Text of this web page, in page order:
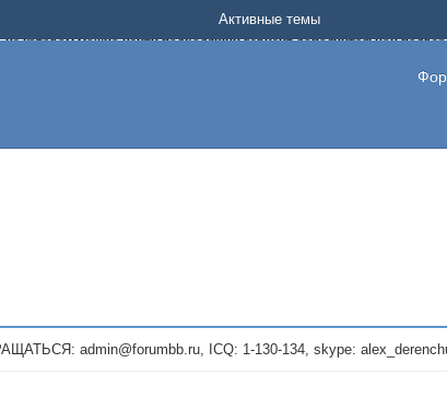
на котором можно найти подходящий вариант дополнительной
или сайт не платит, то указывайте в теме что это лохотрон,
новые темы, размещайте объявления со своими
Активные темы
admin@forumbb.ru, ICQ: 1-130-134, skype: